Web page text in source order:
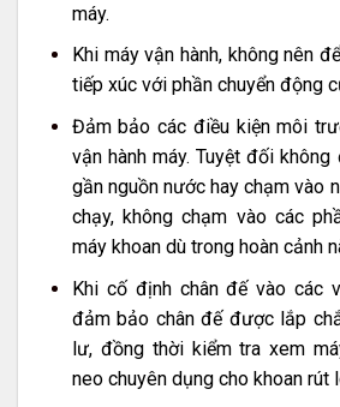
máy.
Khi máy vận hành, không nên
tiếp xúc với phần chuyển động
Đảm bảo các điều kiện môi
vận hành máy. Tuyệt đối không
gần nguồn nước hay chạm vào
chạy, không chạm vào các
máy khoan dù trong hoàn cảnh
Khi cố định chân đế vào các
đảm bảo chân đế được lắp
lư, đồng thời kiểm tra xem
neo chuyên dụng cho khoan rút